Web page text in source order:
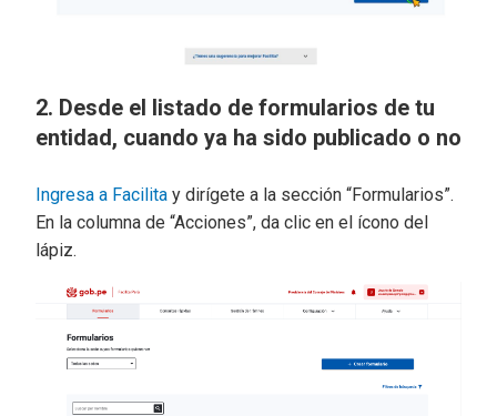
2. Desde el listado de formularios de tu
entidad, cuando ya ha sido publicado o no
Ingresa a Facilita y dirígete a la sección “Formularios”.
En la columna de “Acciones”, da clic en el ícono del
lápiz.